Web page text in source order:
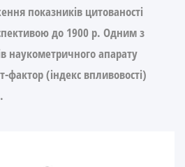
показників цитованості
до 1900 р. Одним з
наукометричного апарату
(індекс впливовості)